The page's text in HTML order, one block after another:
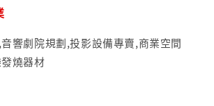
響劇院規劃,投影設備專賣,商業空間
燒器材